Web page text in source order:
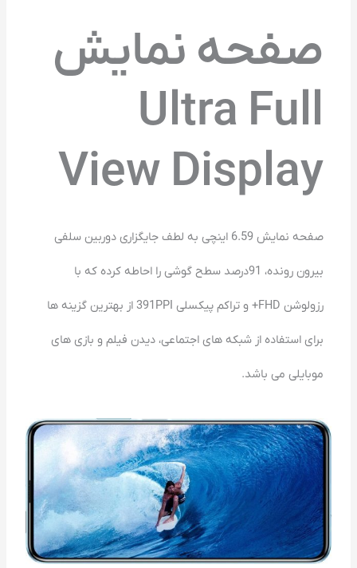
صفحه نمایش
Ultra Full
View Display
صفحه نمایش 6.59 اینچی به لطف جایگزاری دوربین سلفی
بیرون رونده، 91درصد سطح گوشی را احاطه کرده که با
رزولوشن FHD+ و تراکم پیکسلی 391PPI از بهترین گزینه ها
برای استفاده از شبکه های اجتماعی، دیدن فیلم و بازی های
موبایلی می باشد.